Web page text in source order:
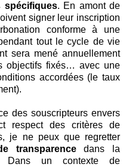
spécifiques. En amont de
signer leur inscription
conforme à une
tout le cycle de vie
sera mené annuellement
objectifs fixés… avec une
accordées (le taux
des souscripteurs envers
respect des critères de
je ne peux que regretter
transparencedans la
Dans un contexte de